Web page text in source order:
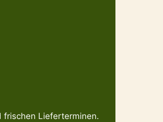
frischen Lieferterminen.